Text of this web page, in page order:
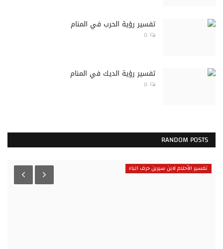
تفسير رؤية الحرب في المنام
0
تفسير رؤية الديك في المنام
0
RANDOM POSTS
تفسير الأحلام لابن سيرين حرف الباء